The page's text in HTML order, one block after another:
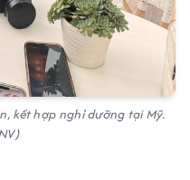
kết hợp nghỉ dưỡng tại Mỹ.